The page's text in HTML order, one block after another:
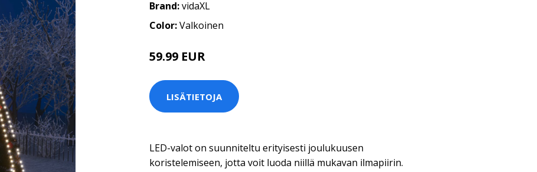
Brand:vidaXL
Color:Valkoinen
59.99 EUR
LISÄTIETOJA
LED-valot on suunniteltu erityisesti joulukuusen
koristelemiseen, jotta voit luoda niillä mukavan ilmapiirin.